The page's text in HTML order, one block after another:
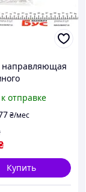
направляющая
Audi, VW,
1.4, 1.5, 1.6,
)
VAG
отправке
₴/мес
Купить